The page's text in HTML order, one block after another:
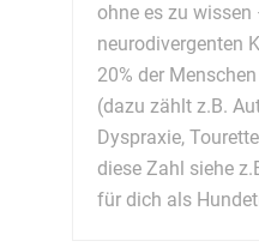
ohne es zu
neurodivergenten
20% der
(dazu zählt z.B.
Dyspraxie,
diese Zahl siehe
für dich als